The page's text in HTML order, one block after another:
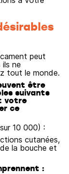
peut
ne
tout le monde.
être
suivants
votre
ce
10 000) :
cutanées,
la bouche et
: